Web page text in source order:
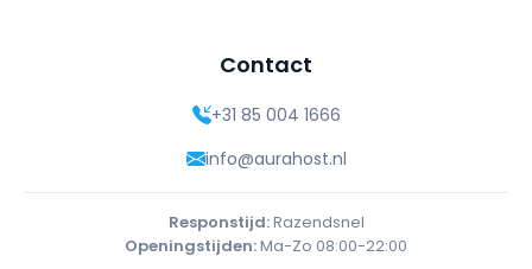
Contact
+31 85 004 1666
info@aurahost.nl
Responstijd:Razendsnel
Openingstijden:Ma-Zo 08:00-22:00